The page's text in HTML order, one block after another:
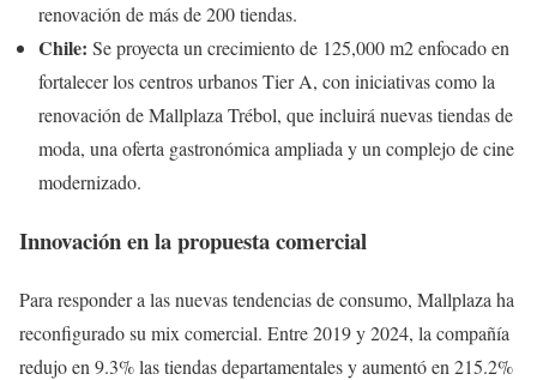
renovación de más de 200 tiendas.
Chile: Se proyecta un crecimiento de 125,000 m2 enfocado en
fortalecer los centros urbanos Tier A, con iniciativas como la
renovación de Mallplaza Trébol, que incluirá nuevas tiendas de
moda, una oferta gastronómica ampliada y un complejo de cine
modernizado.
Innovación en la propuesta comercial
Para responder a las nuevas tendencias de consumo, Mallplaza ha
reconfigurado su mix comercial. Entre 2019 y 2024, la compañía
redujo en 9.3% las tiendas departamentales y aumentó en 215.2%